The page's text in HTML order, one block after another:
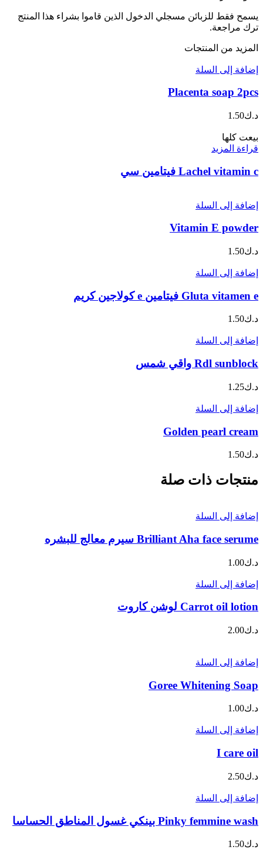
يسمح فقط للزبائن مسجلي الدخول الذين قاموا بشراء هذا المنتج
ترك مراجعة.
المزيد من المنتجات
إضافة إلى السلة
Placenta soap 2pcs
د.ك1.50
بيعت كلها
قراءة المزيد
Lachel vitamin c فيتامين سي
إضافة إلى السلة
Vitamin E powder
د.ك1.50
إضافة إلى السلة
Gluta vitamen e فيتامين e كولاجين كريم
د.ك1.50
إضافة إلى السلة
Rdl sunblock واقي شمس
د.ك1.25
إضافة إلى السلة
Golden pearl cream
د.ك1.50
منتجات ذات صلة
إضافة إلى السلة
Brilliant Aha face serume سيرم معالج للبشره
د.ك1.00
إضافة إلى السلة
Carrot oil lotion لوشن كاروت
د.ك2.00
إضافة إلى السلة
Goree Whitening Soap
د.ك1.00
إضافة إلى السلة
I care oil
د.ك2.50
إضافة إلى السلة
Pinky femmine wash بينكي غسول المناطق الحساسا
د.ك1.50